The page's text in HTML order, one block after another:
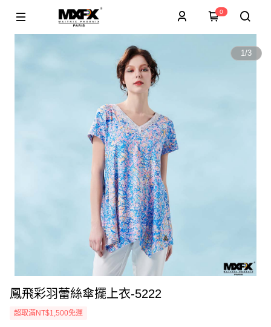
0
1/3
鳳飛彩羽蕾絲傘擺上衣-5222
超取滿NT$1,500免運